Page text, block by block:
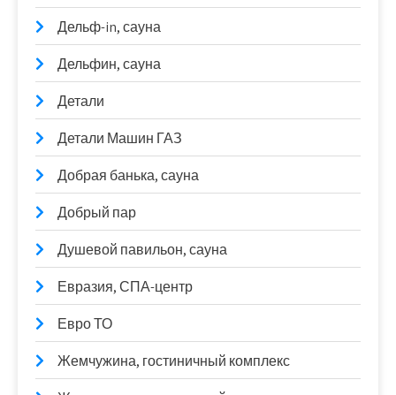
Дельф-in, сауна
Дельфин, сауна
Детали
Детали Машин ГАЗ
Добрая банька, сауна
Добрый пар
Душевой павильон, сауна
Евразия, СПА-центр
Евро ТО
Жемчужина, гостиничный комплекс